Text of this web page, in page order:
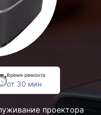
Время ремонта
от 30 мин
проектора